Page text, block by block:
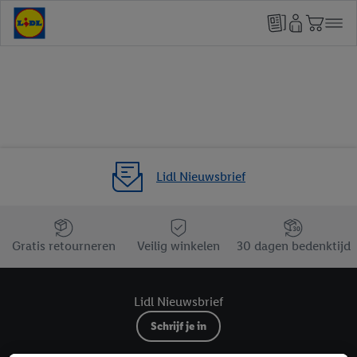
Lidl Nieuwsbrief
Jouw voordelen bij ons als Lidl webshop klant
Gratis retourneren
Veilig winkelen 30 dagen bedenktijd
Lidl Nieuwsbrief
Schrijf je in